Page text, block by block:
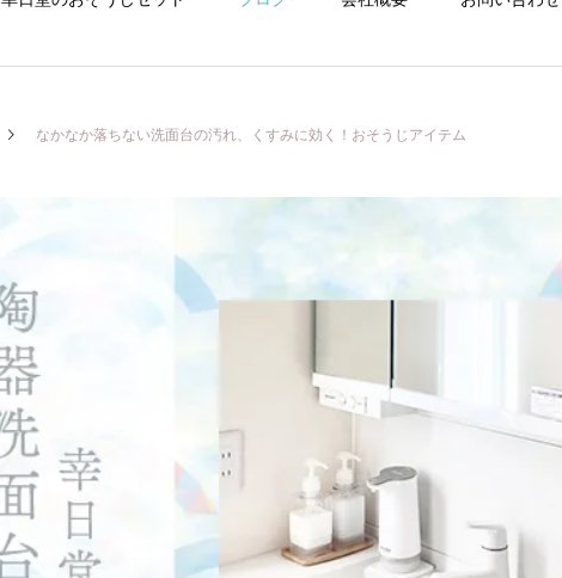
なかなか落ちない洗面台の汚れ、くすみに効く！おそうじアイテム